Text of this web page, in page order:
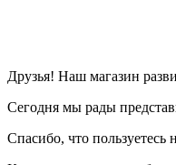
Друзья! Наш магазин
Сегодня мы рады
Спасибо, что